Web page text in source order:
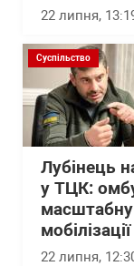
22 липня,
Суспільство
Лубінець
у ТЦК:
масштабну
мобілізації
22 липня,